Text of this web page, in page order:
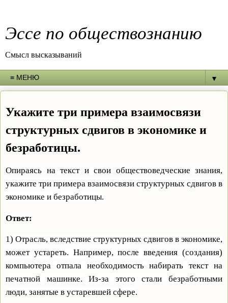
Эссе по обществознанию
Смысл высказываний
▼
Укажите три примера взаимосвязи
структурных сдвигов в экономике и
безработицы.
Опираясь на текст и свои обществоведческие знания,
укажите три примера взаимосвязи структурных сдвигов в
экономике и безработицы.
Ответ:
1) Отрасль, вследствие структурных сдвигов в экономике,
может устареть. Например, после введения (создания)
компьютера отпала необходимость набирать текст на
печатной машинке. Из-за этого стали безработными
люди, занятые в устаревшей сфере.